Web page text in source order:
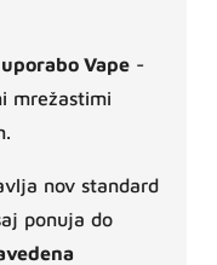
Vape -
mrežastimi
nov standard
ponuja do